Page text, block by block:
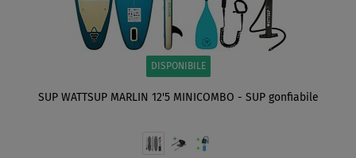
DISPONIBILE
SUP WATTSUP MARLIN 12'5 MINICOMBO - SUP gonfiabile